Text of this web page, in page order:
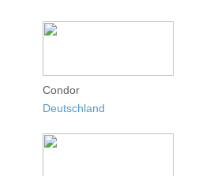
Condor
Deutschland